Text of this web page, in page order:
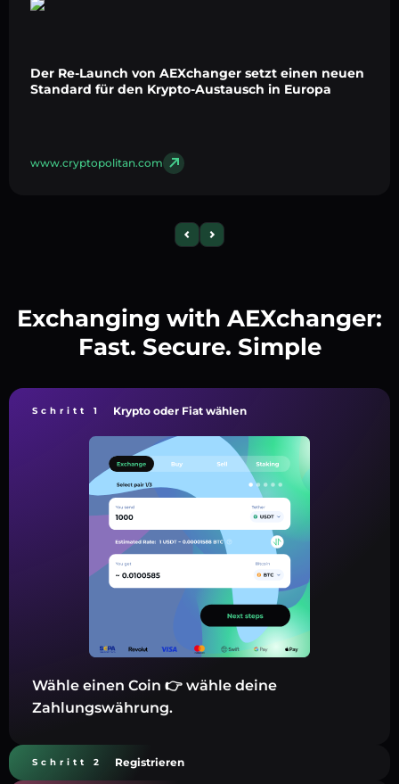
Der Re-Launch von AEXchanger setzt einen neuen
Standard für den Krypto-Austausch in Europa
www.cryptopolitan.com
Exchanging with AEXchanger:
Fast. Secure. Simple
Schritt 1 Krypto oder Fiat wählen
Wähle einen Coin 👉 wähle deine
Zahlungswährung.
Schritt 2 Registrieren